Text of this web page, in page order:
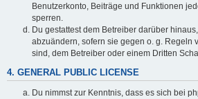
Benutzerkonto, Beiträge und Funktionen
sperren.
Du gestattest dem Betreiber darüber
abzuändern, sofern sie gegen o. g. Regeln
sind, dem Betreiber oder einem Dritten
4. GENERAL PUBLIC LICENSE
Du nimmst zur Kenntnis, dass es sich bei